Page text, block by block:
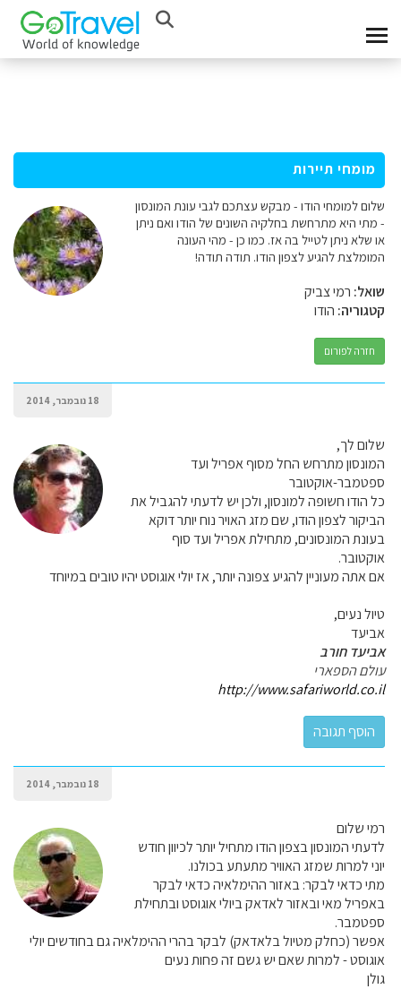
מומחי תיירות
שלום למומחי הודו - מבקש עצתכם לגבי עונת המונסון
- מתי היא מתרחשת בחלקיה השונים של הודו ואם ניתן
או שלא ניתן לטייל בה אז. כמו כן - מהי העונה
המומלצת להגיע לצפון הודו. תודה תודה!
שואל: רמי צביק
קטגוריה: הודו
חזרה לפורום
18 נובמבר, 2014
שלום לך,
המונסון מתרחש החל מסוף אפריל ועד
ספטמבר-אוקטובר
כל הודו חשופה למונסון, ולכן יש לדעתי להגביל את
הביקור לצפון הודו, שם מזג האויר נוח יותר דוקא
בעונת המונסונים, מתחילת אפריל ועד סוף
אוקטובר.
אם אתה מעוניין להגיע צפונה יותר, אז יולי אוגוסט יהיו טובים במיוחד
טיול נעים,
אביעד
אביעד חורב
עולם הספארי
http://www.safariworld.co.il
18 נובמבר, 2014
רמי שלום
לדעתי המונסון בצפון הודו מתחיל יותר לכיוון חודש
יוני למרות שמזג האוויר מתעתע בכולנו.
מתי כדאי לבקר: באזור ההימלאיה כדאי לבקר
באפריל מאי ובאזור לאדאק ביולי אוגוסט ובתחילת
ספטמבר.
אפשר (כחלק מטיול בלאדאק) לבקר בהרי ההימלאיה גם בחודשים יולי
אוגוסט - למרות שאם יש גשם זה פחות נעים
גולן